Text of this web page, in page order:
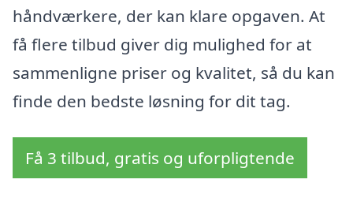
håndværkere, der kan klare opgaven. At
få flere tilbud giver dig mulighed for at
sammenligne priser og kvalitet, så du kan
finde den bedste løsning for dit tag.
Få 3 tilbud, gratis og uforpligtende